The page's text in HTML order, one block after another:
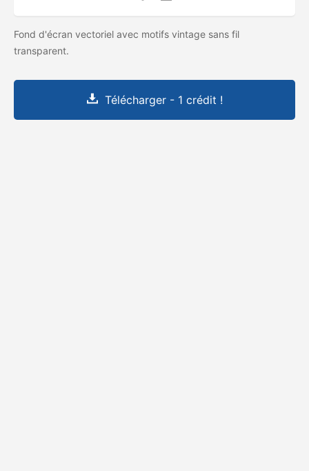
Fond d'écran vectoriel avec motifs vintage sans fil
transparent.
Télécharger - 1 crédit !